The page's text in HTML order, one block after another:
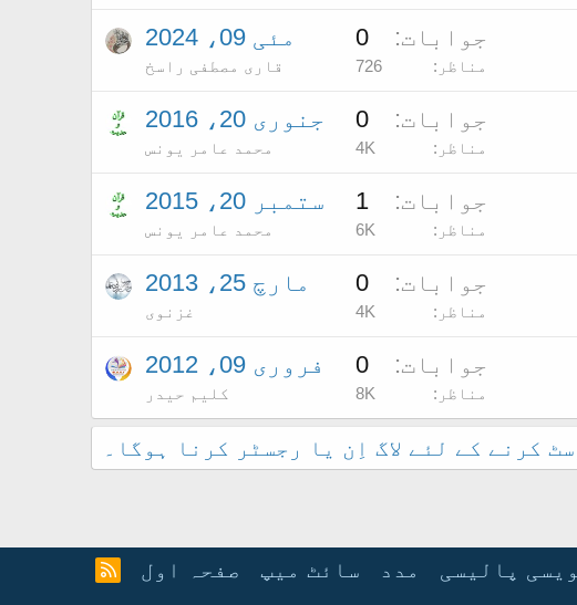
جوابات 0
مناظر 726
مئی 09، 2024
قاری مصطفی راسخ
جوابات 0
مناظر 4K
جنوری 20، 2016
محمد عامر یونس
جوابات 1
مناظر 6K
ستمبر 20، 2015
محمد عامر یونس
جوابات 0
مناظر 4K
مارچ 25، 2013
غزنوی
جوابات 0
مناظر 8K
فروری 09، 2012
کلیم حیدر
کرنے کے لئے لاگ اِن یا رجسٹر کرنا ہوگا۔
پالیسی مدد سائٹ میپ صفحہ اول
آ